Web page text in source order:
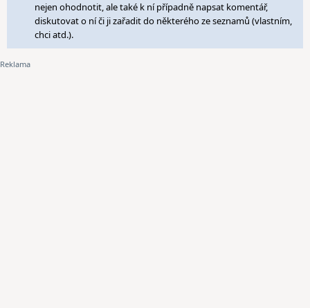
nejen ohodnotit, ale také k ní případně napsat komentář,
diskutovat o ní či ji zařadit do některého ze seznamů (vlastním,
chci atd.).